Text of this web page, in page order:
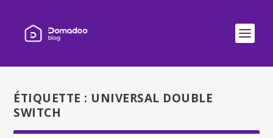
ÉTIQUETTE : UNIVERSAL DOUBLE
SWITCH